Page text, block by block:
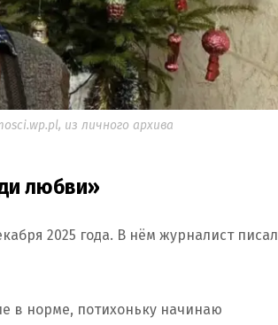
из личного архива
любви»
2025 года. В нём журналист писал
в норме, потихоньку начинаю